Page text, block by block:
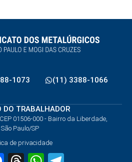
1073 (11) 3388-1066
DO TRABALHADOR
01506-000 - Bairro da Liberdade,
São Paulo/SP
de privacidade
FacebookThreadsWhatsApp